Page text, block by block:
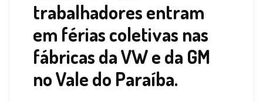
trabalhadores entram
em férias coletivas nas
fábricas da VW e da GM
no Vale do Paraíba.